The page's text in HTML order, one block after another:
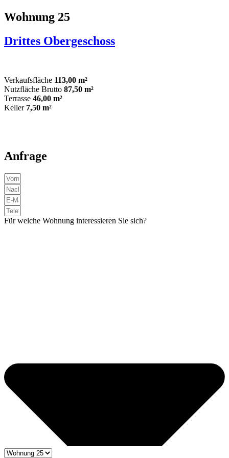
Wohnung 25
Drittes Obergeschoss
Verkaufsfläche 113,00 m²
Nutzfläche Brutto 87,50 m²
Terrasse 46,00 m²
Keller 7,50 m²
Anfrage
Für welche Wohnung interessieren Sie sich?